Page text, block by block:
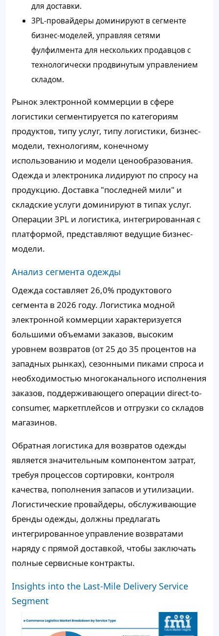
для доставки.
3PL-провайдеры доминируют в сегменте
бизнес-моделей, управляя сетями
фулфилмента для нескольких продавцов с
технологически продвинутым управлением
складом.
Рынок электронной коммерции в сфере
логистики сегментируется по категориям
продуктов, типу услуг, типу логистики, бизнес-
модели, технологиям, конечному
использованию и модели ценообразования.
Одежда и электроника лидируют по спросу на
продукцию. Доставка "последней мили" и
складские услуги доминируют в типах услуг.
Операции 3PL и логистика, интегрированная с
платформой, представляют ведущие бизнес-
модели.
Анализ сегмента одежды
Одежда составляет 26,0% продуктового
сегмента в 2026 году. Логистика модной
электронной коммерции характеризуется
большими объемами заказов, высоким
уровнем возвратов (от 25 до 35 процентов на
западных рынках), сезонными пиками спроса и
необходимостью многоканального исполнения
заказов, поддерживающего операции direct-to-
consumer, маркетплейсов и отгрузки со складов
магазинов.
Обратная логистика для возвратов одежды
является значительным компонентом затрат,
требуя процессов сортировки, контроля
качества, пополнения запасов и утилизации.
Логистические провайдеры, обслуживающие
бренды одежды, должны предлагать
интегрированное управление возвратами
наряду с прямой доставкой, чтобы заключать
полные сервисные контракты.
Insights into the Last-Mile Delivery Service
Segment